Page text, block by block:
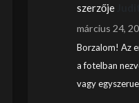
szerzője
március 24,
Borzalom! Az
a fotelban
vagy